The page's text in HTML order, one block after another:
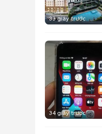
33 giây trước
34 giây trước